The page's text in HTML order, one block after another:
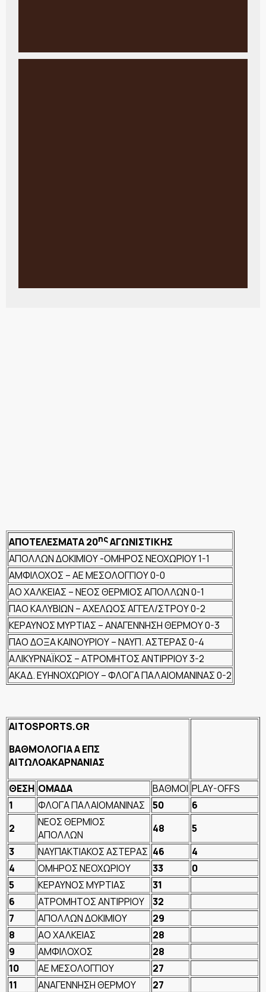
ΑΠΟΤΕΛΕΣΜΑΤΑ 20ηςΑΓΩΝΙΣΤΙΚΗΣ
ΑΠΟΛΛΩΝ ΔΟΚΙΜΙΟΥ -ΟΜΗΡΟΣ ΝΕΟΧΩΡΙΟΥ 1-1
ΑΜΦΙΛΟΧΟΣ – ΑΕ ΜΕΣΟΛΟΓΓΙΟΥ 0-0
ΑΟ ΧΑΛΚΕΙΑΣ – ΝΕΟΣ ΘΕΡΜΙΟΣ ΑΠΟΛΛΩΝ 0-1
ΠΑΟ ΚΑΛΥΒΙΩΝ – ΑΧΕΛΩΟΣ ΑΓΓΕΛ/ΣΤΡΟΥ 0-2
ΚΕΡΑΥΝΟΣ ΜΥΡΤΙΑΣ – ΑΝΑΓΕΝΝΗΣΗ ΘΕΡΜΟΥ 0-3
ΠΑΟ ΔΟΞΑ ΚΑΙΝΟΥΡΙΟΥ – ΝΑΥΠ. ΑΣΤΕΡΑΣ 0-4
ΑΛΙΚΥΡΝΑΪΚΟΣ – ΑΤΡΟΜΗΤΟΣ ΑΝΤΙΡΡΙΟΥ 3-2
ΑΚΑΔ. ΕΥΗΝΟΧΩΡΙΟΥ – ΦΛΟΓΑ ΠΑΛΑΙΟΜΑΝΙΝΑΣ 0-2
AITOSPORTS.GR
ΒΑΘΜΟΛΟΓΙΑ Α ΕΠΣ
ΑΙΤΩΛΟΑΚΑΡΝΑΝΙΑΣ
ΘΕΣΗ ΟΜΑΔΑ ΒΑΘΜΟΙ PLAY-OFFS
1
ΦΛΟΓΑ ΠΑΛΑΙΟΜΑΝΙΝΑΣ 50
6
2
ΝΕΟΣ ΘΕΡΜΙΟΣ
ΑΠΟΛΛΩΝ
48
5
3
ΝΑΥΠΑΚΤΙΑΚΟΣ ΑΣΤΕΡΑΣ 46
4
4
ΟΜΗΡΟΣ ΝΕΟΧΩΡΙΟΥ 33
0
5
ΚΕΡΑΥΝΟΣ ΜΥΡΤΙΑΣ
31
6
ΑΤΡΟΜΗΤΟΣ ΑΝΤΙΡΡΙΟΥ
32
7
ΑΠΟΛΛΩΝ ΔΟΚΙΜΙΟΥ
29
8
ΑΟ ΧΑΛΚΕΙΑΣ
28
9
ΑΜΦΙΛΟΧΟΣ
28
10
ΑΕ ΜΕΣΟΛΟΓΓΙΟΥ
27
11
ΑΝΑΓΕΝΝΗΣΗ ΘΕΡΜΟΥ
27